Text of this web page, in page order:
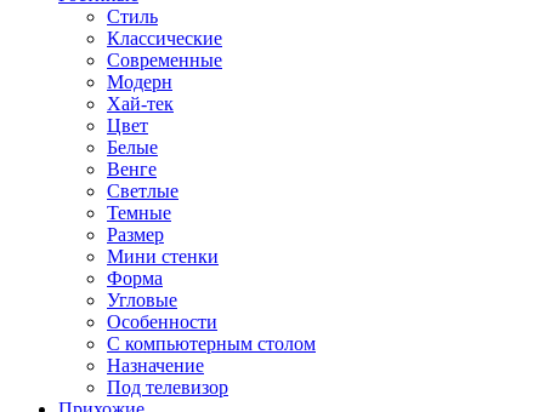
Стиль
Классические
Современные
Модерн
Хай-тек
Цвет
Белые
Венге
Светлые
Темные
Размер
Мини стенки
Форма
Угловые
Особенности
С компьютерным столом
Назначение
Под телевизор